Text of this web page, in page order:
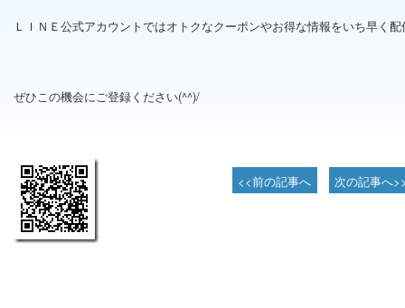
ＬＩＮＥ公式アカウントではオトクなクーポンやお得な情報をいち早く
ぜひこの機会にご登録ください(^^)/
<<前の記事へ 次の記事へ